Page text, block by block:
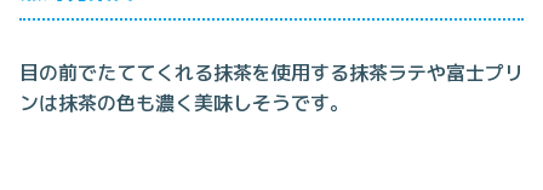
目の前でたててくれる抹茶を使用する抹茶ラテや富士プリ
ンは抹茶の色も濃く美味しそうです。